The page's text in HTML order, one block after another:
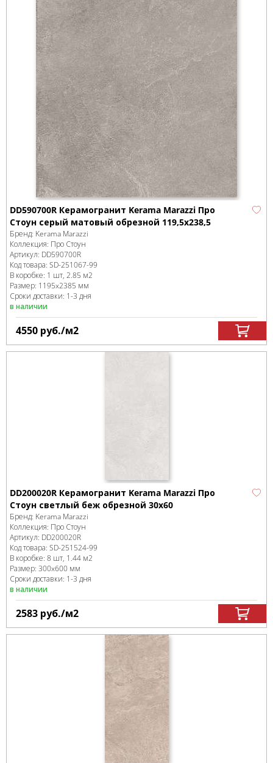
DD590700R Керамогранит Kerama Marazzi Про
Стоун серый матовый обрезной 119,5x238,5
Бренд: Kerama Marazzi
Коллекция: Про Стоун
Артикул: DD590700R
Код товара: SD-251067-99
В коробке: 1 шт, 2.85 м2
Размер: 1195x2385 мм
Сроки доставки: 1-3 дня
в наличии
4550 руб./м2
DD200020R Керамогранит Kerama Marazzi Про
Стоун светлый беж обрезной 30х60
Бренд: Kerama Marazzi
Коллекция: Про Стоун
Артикул: DD200020R
Код товара: SD-251524-99
В коробке: 8 шт, 1.44 м2
Размер: 300x600 мм
Сроки доставки: 1-3 дня
в наличии
2583 руб./м2